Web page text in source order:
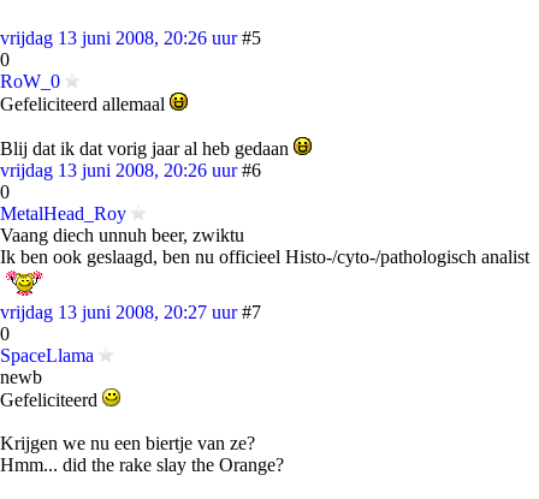
vrijdag 13 juni 2008, 20:26 uur #5
0
RoW_0
Gefeliciteerd allemaal
Blij dat ik dat vorig jaar al heb gedaan
vrijdag 13 juni 2008, 20:26 uur #6
0
MetalHead_Roy
Vaang diech unnuh beer, zwiktu
Ik ben ook geslaagd, ben nu officieel Histo-/cyto-/pathologisch analist
vrijdag 13 juni 2008, 20:27 uur #7
0
SpaceLlama
newb
Gefeliciteerd
Krijgen we nu een biertje van ze?
Hmm... did the rake slay the Orange?